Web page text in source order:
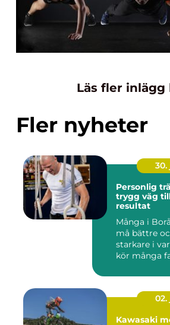
Läs fler inlägg
Fler nyheter
30.
Personlig
trygg väg
resultat
Många i
må bättre
starkare i
kör många
02.
Kawasaki